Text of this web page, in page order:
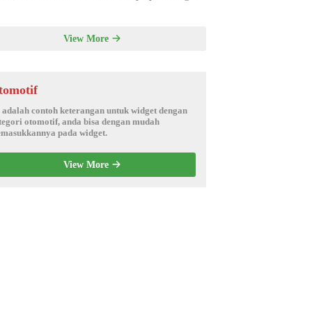
View More
contoh keterangan untuk widget dengan
otomotif, anda bisa dengan mudah
pada widget.
View More